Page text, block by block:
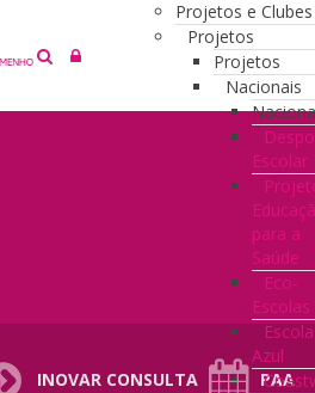
Projetos e Clubes
Projetos
Projetos
Nacionais
Escolar
para a
Saúde
Eco-
Escolas
Escola
Azul
INOVAR CONSULTA PAA